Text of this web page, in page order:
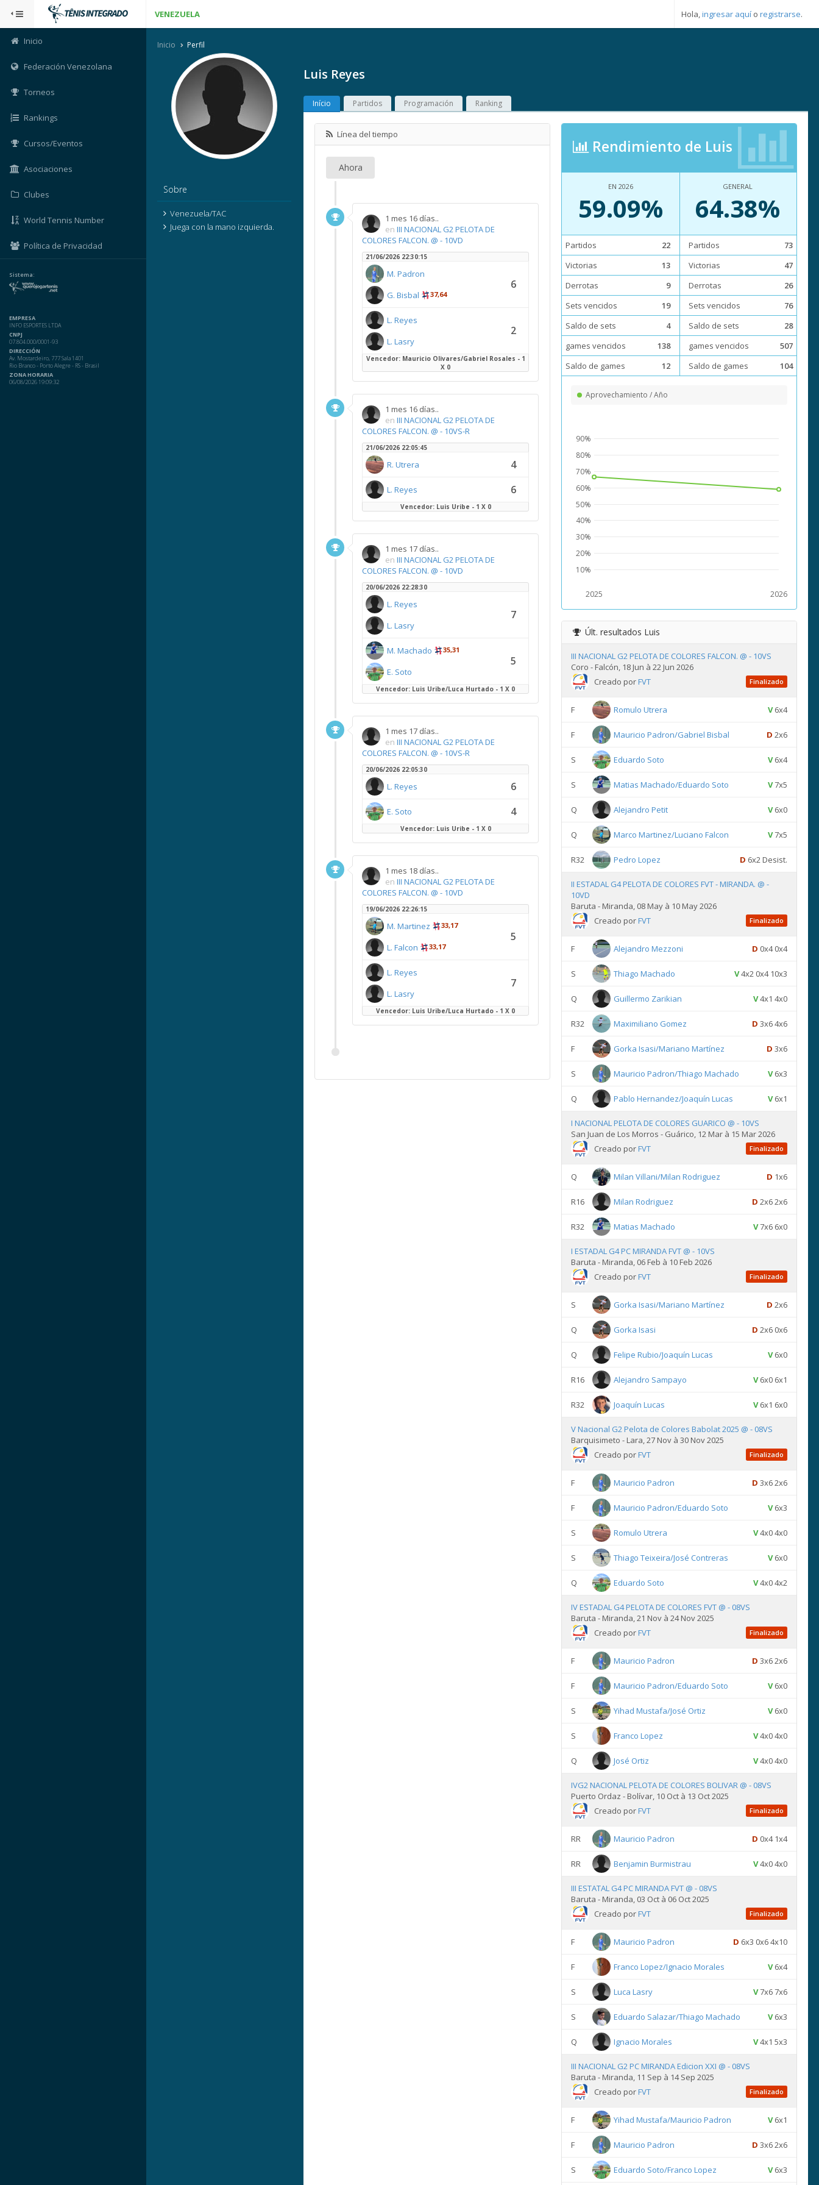
VENEZUELA Hola,ingresar aquí o registrarse.
Inicio
Federación Venezolana
Torneos
Rankings
Cursos/Eventos
Asociaciones
Clubes
World Tennis Number
Política de Privacidad
Sistema:
EMPRESA
INFO ESPORTES LTDA
CNPJ
07.804.000/0001-93
DIRECCIÓN
Av. Mostardeiro, 777 Sala 1401
Rio Branco - Porto Alegre - RS - Brasil
ZONA HORARIA
06/08/2026 19:09:32
Inicio Perfil
Luis Reyes
Sobre
Venezuela/TAC
Juega con la mano izquierda.
Início Partidos Programación Ranking
Línea del tiempo
Ahora
1 mes 16 días..
en III NACIONAL G2 PELOTA DE
COLORES FALCON. @ - 10VD
21/06/2026 22:30:15
M. Padron
G. Bisbal
37,64
6
L. Reyes
L. Lasry
2
Vencedor: Mauricio Olivares/Gabriel Rosales - 1
X 0
1 mes 16 días..
en III NACIONAL G2 PELOTA DE
COLORES FALCON. @ - 10VS-R
21/06/2026 22:05:45
R. Utrera 4
L. Reyes 6
Vencedor: Luis Uribe - 1 X 0
1 mes 17 días..
en III NACIONAL G2 PELOTA DE
COLORES FALCON. @ - 10VD
20/06/2026 22:28:30
L. Reyes
L. Lasry
7
M. Machado 35,31
E. Soto
5
Vencedor: Luis Uribe/Luca Hurtado - 1 X 0
1 mes 17 días..
en III NACIONAL G2 PELOTA DE
COLORES FALCON. @ - 10VS-R
20/06/2026 22:05:30
L. Reyes 6
E. Soto 4
Vencedor: Luis Uribe - 1 X 0
1 mes 18 días..
en III NACIONAL G2 PELOTA DE
COLORES FALCON. @ - 10VD
19/06/2026 22:26:15
M. Martinez 33,17
L. Falcon 33,17
5
L. Reyes
L. Lasry
7
Vencedor: Luis Uribe/Luca Hurtado - 1 X 0
Rendimiento de Luis
EN 2026
59.09%
Partidos
22
Victorias
13
Derrotas
9
Sets vencidos
19
Saldo de sets
4
games vencidos
138
Saldo de games
12
GENERAL
64.38%
Partidos
73
Victorias
47
Derrotas
26
Sets vencidos
76
Saldo de sets
28
games vencidos
507
Saldo de games
104
Aprovechamiento / Año
2025 2026
10%
20%
30%
40%
50%
60%
70%
80%
90%
Últ. resultados Luis
III NACIONAL G2 PELOTA DE COLORES FALCON. @ - 10VS
Coro - Falcón, 18 Jun à 22 Jun 2026
Creado porFVT Finalizado
F Romulo Utrera V6x4
F Mauricio Padron/Gabriel Bisbal D 2x6
S Eduardo Soto V6x4
S Matias Machado/Eduardo Soto V7x5
Q Alejandro Petit V6x0
Q Marco Martinez/Luciano Falcon V7x5
R32 Pedro Lopez D 6x2 Desist.
II ESTADAL G4 PELOTA DE COLORES FVT - MIRANDA. @ -
10VD
Baruta - Miranda, 08 May à 10 May 2026
Creado porFVT Finalizado
F Alejandro Mezzoni D 0x4 0x4
S Thiago Machado V4x2 0x4 10x3
Q Guillermo Zarikian V4x1 4x0
R32 Maximiliano Gomez D 3x6 4x6
F Gorka Isasi/Mariano Martínez D 3x6
S Mauricio Padron/Thiago Machado V6x3
Q Pablo Hernandez/Joaquín Lucas V6x1
I NACIONAL PELOTA DE COLORES GUARICO @ - 10VS
San Juan de Los Morros - Guárico, 12 Mar à 15 Mar 2026
Creado porFVT Finalizado
Q Milan Villani/Milan Rodriguez D 1x6
R16 Milan Rodriguez D 2x6 2x6
R32 Matias Machado V7x6 6x0
I ESTADAL G4 PC MIRANDA FVT @ - 10VS
Baruta - Miranda, 06 Feb à 10 Feb 2026
Creado porFVT Finalizado
S Gorka Isasi/Mariano Martínez D 2x6
Q Gorka Isasi D 2x6 0x6
Q Felipe Rubio/Joaquín Lucas V6x0
R16 Alejandro Sampayo V6x0 6x1
R32 Joaquín Lucas V6x1 6x0
V Nacional G2 Pelota de Colores Babolat 2025 @ - 08VS
Barquisimeto - Lara, 27 Nov à 30 Nov 2025
Creado porFVT Finalizado
F Mauricio Padron D 3x6 2x6
F Mauricio Padron/Eduardo Soto V6x3
S Romulo Utrera V4x0 4x0
S Thiago Teixeira/José Contreras V6x0
Q Eduardo Soto V4x0 4x2
IV ESTADAL G4 PELOTA DE COLORES FVT @ - 08VS
Baruta - Miranda, 21 Nov à 24 Nov 2025
Creado porFVT Finalizado
F Mauricio Padron D 3x6 2x6
F Mauricio Padron/Eduardo Soto V6x0
S Yihad Mustafa/José Ortiz V6x0
S Franco Lopez V4x0 4x0
Q José Ortiz V4x0 4x0
IVG2 NACIONAL PELOTA DE COLORES BOLIVAR @ - 08VS
Puerto Ordaz - Bolívar, 10 Oct à 13 Oct 2025
Creado porFVT Finalizado
RR Mauricio Padron D 0x4 1x4
RR Benjamin Burmistrau V4x0 4x0
III ESTATAL G4 PC MIRANDA FVT @ - 08VS
Baruta - Miranda, 03 Oct à 06 Oct 2025
Creado porFVT Finalizado
F Mauricio Padron D 6x3 0x6 4x10
F Franco Lopez/Ignacio Morales V6x4
S Luca Lasry V7x6 7x6
S Eduardo Salazar/Thiago Machado V6x3
Q Ignacio Morales V4x1 5x3
III NACIONAL G2 PC MIRANDA Edicion XXI @ - 08VS
Baruta - Miranda, 11 Sep à 14 Sep 2025
Creado porFVT Finalizado
F Yihad Mustafa/Mauricio Padron V6x1
F Mauricio Padron D 3x6 2x6
S Eduardo Soto/Franco Lopez V6x3